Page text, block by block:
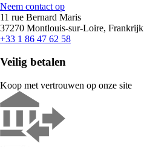
Neem contact op
11 rue Bernard Maris
37270 Montlouis-sur-Loire, Frankrijk
+33 1 86 47 62 58
Veilig betalen
Koop met vertrouwen op onze site